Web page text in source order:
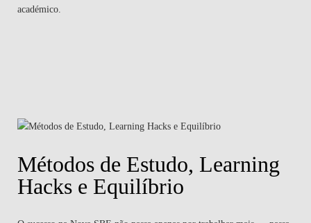
académico.
Métodos de Estudo, Learning
Hacks e Equilíbrio